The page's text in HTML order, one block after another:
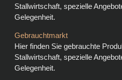
Stallwirtschaft, spezielle
Gelegenheit.
Gebrauchtmarkt
Hier finden Sie gebrauchte
Stallwirtschaft, spezielle
Gelegenheit.